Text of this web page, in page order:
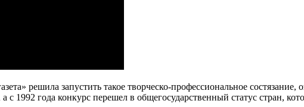
решила запустить такое творческо-профессиональное
с 1992 года конкурс перешел в общегосударственный статус стран,